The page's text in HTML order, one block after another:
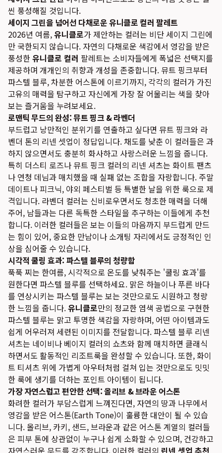
씬 풍성해질 것입니다.
세이지 그린을 넘어선 다채로운 유니클로 컬러 팔레트
2026년 여름,유니클로가 제안하는 컬러는 비단 세이지 그린에
만 국한되지 않습니다. 자연의 다채로운 색감에서 영감을 받은
풍성한유니클로 컬러 팔레트는 소비자들에게 폭넓은 선택지를
제공하며 개개인의 취향과 개성을 존중합니다. 뮤트 핑크부터
파스텔 블루, 차분한 어스톤에 이르기까지, 각각의 컬러가 가진
고유의 매력을 탐구하고 자신에게 가장 잘 어울리는 색을 찾아
보는 즐거움을 누려보세요.
로맨틱 무드의 완성: 뮤트 핑크 & 라벤더
부드럽고 낭만적인 분위기를 연출하고 싶다면 뮤트 핑크와 라
벤더 톤의 리넨 셋업이 정답입니다. 채도를 낮춘 이 컬러들은 과
하지 않으면서도 충분히 화사하고 사랑스러운 느낌을 줍니다.
특히 더스티 로즈나 뮤트 핑크 컬러의 리넨 셔츠는 화이트 팬츠
나 연청 데님과 매치했을 때 실패 없는 조합을 자랑합니다. 주말
데이트나 피크닉, 야외 페스티벌 등 특별한 날을 위한 룩으로 제
격입니다. 라벤더 컬러는 신비로우면서도 청초한 매력을 더해
주어, 남들과는 다른 독특한 스타일을 추구하는 이들에게 추천
합니다. 이러한 컬러들은 보는 이들의 마음까지 부드럽게 만드
는 힘이 있어, 중요한 만남이나 소개팅 자리에서도 긍정적인 인
상을 심어줄 수 있습니다.
시각적 쿨링 효과: 파스텔 블루의 청량함
푹푹 찌는 한여름, 시각적으로 온도를 낮춰주는 '쿨링 효과'를
원한다면 파스텔 블루를 선택하세요. 맑은 하늘이나 푸른 바다
를 연상시키는 파스텔 블루는 보는 것만으로도 시원하고 청량
한 느낌을 줍니다.유니클로만의 정교한 염색 공법으로 구현한
파스텔 블루는 맑고 투명한 색감을 자랑하며, 어떤 아이템과도
쉽게 어우러져 세련된 이미지를 전달합니다. 파스텔 블루 리넨
셔츠는 네이비나 베이지 컬러의 쇼츠와 함께 매치하면 클래식
하면서도 활동적인 리조트룩을 완성할 수 있습니다. 또한, 화이
트 티셔츠 위에 가볍게 아우터처럼 걸쳐 입는 것만으로도 밋밋
한 룩에 생기를 더하는 포인트 아이템이 됩니다.
가장 자연스럽고 편안한 선택: 올리브 & 브라운 어스톤
화려한 컬러가 부담스럽게 느껴진다면, 자연의 땅과 나무에서
영감을 받은 어스톤(Earth Tone)이 훌륭한 대안이 될 수 있습
니다. 올리브, 카키, 샌드, 브라운과 같은 어스톤 계열의 컬러들
은 피부 톤에 상관없이 누구나 쉽게 소화할 수 있으며, 건강하고
자연스러운 무드를 강조합니다. 이러한 컬러의 린넨 셋업 추천